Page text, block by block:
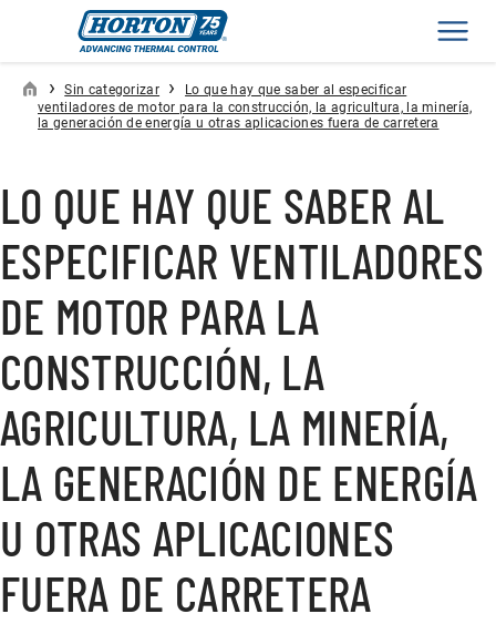
› Sin categorizar ›
Lo que hay que saber al especificar
ventiladores de motor para la construcción, la agricultura, la minería,
la generación de energía u otras aplicaciones fuera de carretera
LO QUE HAY QUE SABER AL
ESPECIFICAR VENTILADORES
DE MOTOR PARA LA
CONSTRUCCIÓN, LA
AGRICULTURA, LA MINERÍA,
LA GENERACIÓN DE ENERGÍA
U OTRAS APLICACIONES
FUERA DE CARRETERA